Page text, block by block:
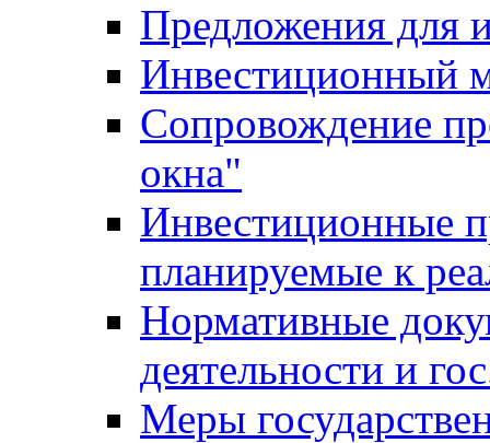
Предложения для
Инвестиционный
Сопровождение
окна"
Инвестиционные
планируемые к
Нормативные
деятельности и
Меры